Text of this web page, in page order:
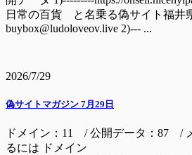
日常の百貨 と名乗る偽サイト福井
buybox@ludoloveov.live 2)--- ...
2026/7/29
偽サイトマガジン 7月29日
ドメイン：11 / 公開データ：87 /
るには ドメイン